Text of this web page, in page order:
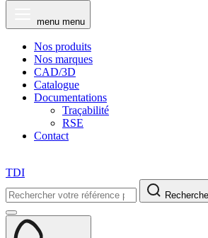
menu menu
Nos produits
Nos marques
CAD/3D
Catalogue
Documentations
Traçabilité
RSE
Contact
TDI